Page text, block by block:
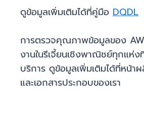
ดูข้อมูลเพิ่มเติมได้ที่คู่มือ DQDL
การตรวจคุณภาพข้อมูลของ
งานในรีเจี้ยนเชิงพาณิชย์ทุกแห่ง
บริการ ดูข้อมูลเพิ่มเติมได้ที่หน้
และเอกสารประกอบของเรา